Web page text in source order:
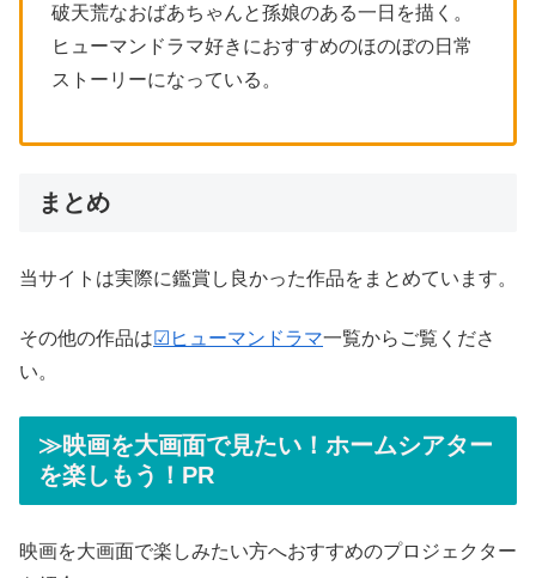
破天荒なおばあちゃんと孫娘のある一日を描く。
ヒューマンドラマ好きにおすすめのほのぼの日常
ストーリーになっている。
まとめ
当サイトは実際に鑑賞し良かった作品をまとめています。
その他の作品は☑ヒューマンドラマ一覧からご覧くださ
い。
≫映画を大画面で見たい！ホームシアター
を楽しもう！PR
映画を大画面で楽しみたい方へおすすめのプロジェクター